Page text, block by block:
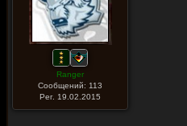
Ranger
Сообщений: 113
Рег. 19.02.2015